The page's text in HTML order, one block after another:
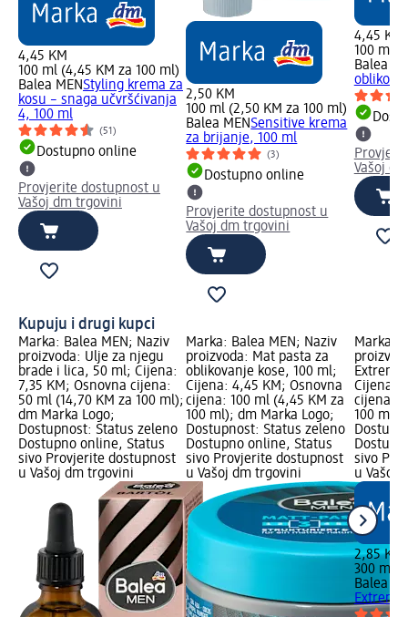
4,45 KM
100 ml (4,45 KM za 100 ml)
Balea MENStyling krema za
kosu – snaga učvršćivanja
4, 100 ml
(51)
Dostupno online
Provjerite dostupnost u
Vašoj dm trgovini
2,50 KM
100 ml (2,50 KM za 100 ml)
Balea MENSensitive krema
za brijanje, 100 ml
(3)
Dostupno online
Provjerite dostupnost u
Vašoj dm trgovini
4,45 KM
100 ml
Balea
Vašoj
Kupuju i drugi kupci
Marka: Balea MEN; Naziv
proizvoda: Ulje za njegu
brade i lica, 50 ml; Cijena:
7,35 KM; Osnovna cijena:
50 ml (14,70 KM za 100 ml);
dm Marka Logo;
Dostupnost: Status zeleno
Dostupno online, Status
sivo Provjerite dostupnost
u Vašoj dm trgovini
Marka: Balea MEN; Naziv
proizvoda: Mat pasta za
oblikovanje kose, 100 ml;
Cijena: 4,45 KM; Osnovna
cijena: 100 ml (4,45 KM za
100 ml); dm Marka Logo;
Dostupnost: Status zeleno
Dostupno online, Status
sivo Provjerite dostupnost
u Vašoj dm trgovini
Marka:
Cijena:
cijena:
100 ml);
sivo
u Vašoj
2,85 KM
300 ml
Balea
Extreme